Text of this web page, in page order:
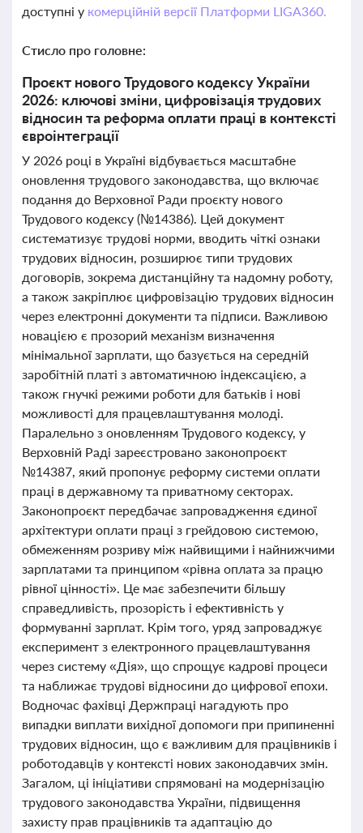
доступні у комерційній версії Платформи LIGA360.
Стисло про головне:
Проєкт нового Трудового кодексу України
2026: ключові зміни, цифровізація трудових
відносин та реформа оплати праці в контексті
євроінтеграції
У 2026 році в Україні відбувається масштабне
оновлення трудового законодавства, що включає
подання до Верховної Ради проєкту нового
Трудового кодексу (№14386). Цей документ
систематизує трудові норми, вводить чіткі ознаки
трудових відносин, розширює типи трудових
договорів, зокрема дистанційну та надомну роботу,
а також закріплює цифровізацію трудових відносин
через електронні документи та підписи. Важливою
новацією є прозорий механізм визначення
мінімальної зарплати, що базується на середній
заробітній платі з автоматичною індексацією, а
також гнучкі режими роботи для батьків і нові
можливості для працевлаштування молоді.
Паралельно з оновленням Трудового кодексу, у
Верховній Раді зареєстровано законопроєкт
№14387, який пропонує реформу системи оплати
праці в державному та приватному секторах.
Законопроєкт передбачає запровадження єдиної
архітектури оплати праці з грейдовою системою,
обмеженням розриву між найвищими і найнижчими
зарплатами та принципом «рівна оплата за працю
рівної цінності». Це має забезпечити більшу
справедливість, прозорість і ефективність у
формуванні зарплат. Крім того, уряд запроваджує
експеримент з електронного працевлаштування
через систему «Дія», що спрощує кадрові процеси
та наближає трудові відносини до цифрової епохи.
Водночас фахівці Держпраці нагадують про
випадки виплати вихідної допомоги при припиненні
трудових відносин, що є важливим для працівників і
роботодавців у контексті нових законодавчих змін.
Загалом, ці ініціативи спрямовані на модернізацію
трудового законодавства України, підвищення
захисту прав працівників та адаптацію до